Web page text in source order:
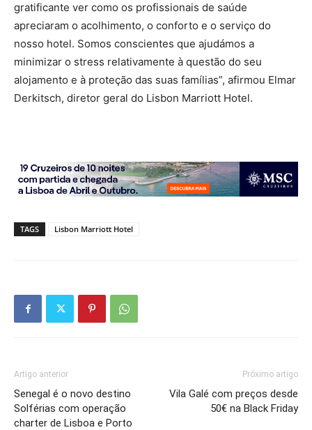
gratificante ver como os profissionais de saúde
apreciaram o acolhimento, o conforto e o serviço do
nosso hotel. Somos conscientes que ajudámos a
minimizar o stress relativamente à questão do seu
alojamento e à proteção das suas famílias”, afirmou Elmar
Derkitsch, diretor geral do Lisbon Marriott Hotel.
TAGS Lisbon Marriott Hotel
Artigo anterior
Senegal é o novo destino
Solférias com operação
charter de Lisboa e Porto
Próximo artigo
Vila Galé com preços desde
50€ na Black Friday